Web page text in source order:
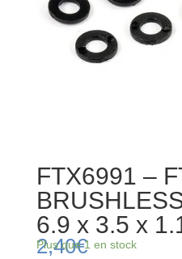
FTX6991 –
6.9 x 3.5 x
2,40€
Plus que 1 en stock